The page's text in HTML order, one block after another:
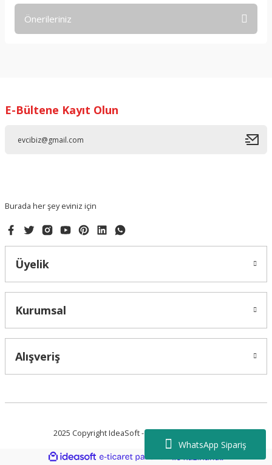
WhatsApp Sipariş
Önerileriniz
Ürün resmi kalitesiz, bozuk veya görüntülenemiyor.
E-Bültene Kayıt Olun
Burada her şey eviniz için
Üyelik
Kurumsal
Alışveriş
2025 Copyright IdeaSoft - Tüm Hakları Saklıdır.
ideasoft